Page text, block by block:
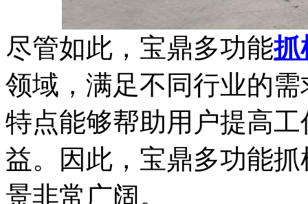
尽管如此，宝鼎多功能抓
领域，满足不同行业的
特点能够帮助用户提高
益。因此，宝鼎多功能
景非常广阔。